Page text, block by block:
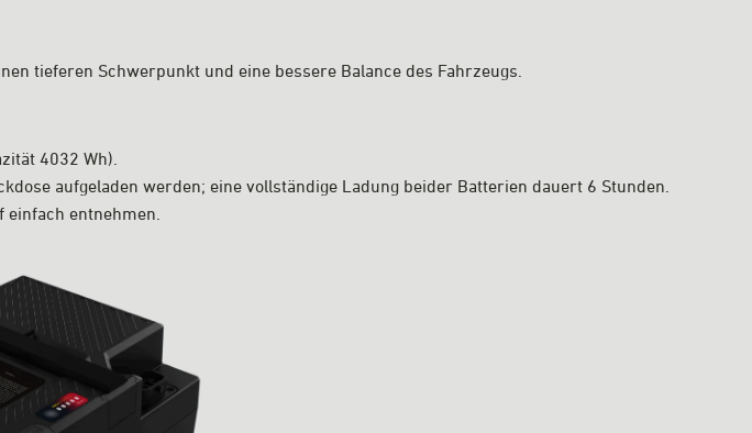
tieferen Schwerpunkt und eine bessere Balance des Fahrzeugs.
4032 Wh).
aufgeladen werden; eine vollständige Ladung beider Batterien dauert 6 Stunden.
entnehmen.